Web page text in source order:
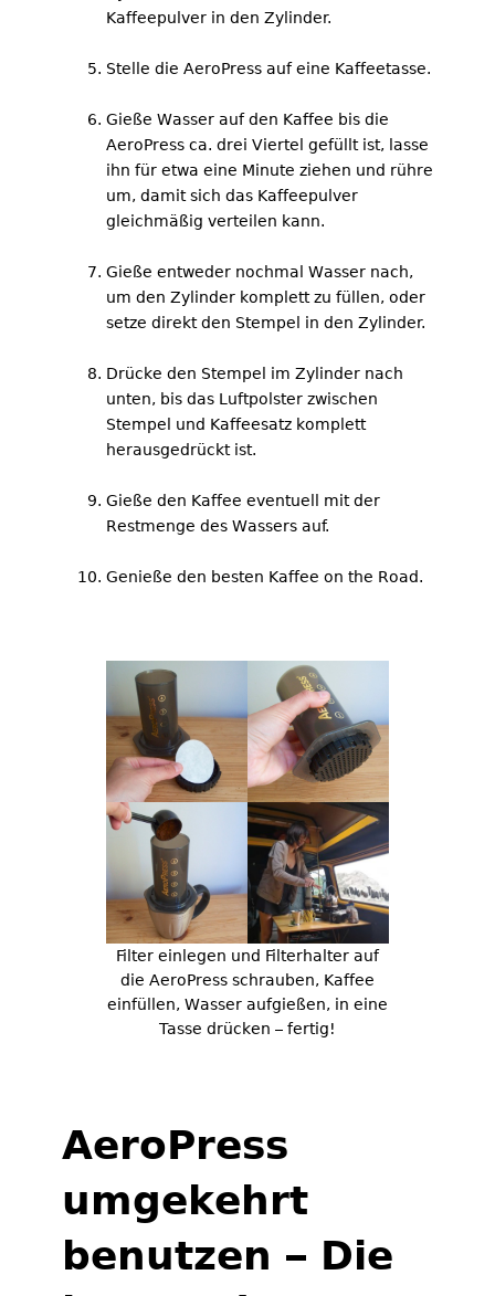
Kaffeepulver in den Zylinder.
Stelle die AeroPress auf eine Kaffeetasse.
Gieße Wasser auf den Kaffee bis die
AeroPress ca. drei Viertel gefüllt ist, lasse
ihn für etwa eine Minute ziehen und rühre
um, damit sich das Kaffeepulver
gleichmäßig verteilen kann.
Gieße entweder nochmal Wasser nach,
um den Zylinder komplett zu füllen, oder
setze direkt den Stempel in den Zylinder.
Drücke den Stempel im Zylinder nach
unten, bis das Luftpolster zwischen
Stempel und Kaffeesatz komplett
herausgedrückt ist.
Gieße den Kaffee eventuell mit der
Restmenge des Wassers auf.
Genieße den besten Kaffee on the Road.
Filter einlegen und Filterhalter auf
die AeroPress schrauben, Kaffee
einfüllen, Wasser aufgießen, in eine
Tasse drücken – fertig!
AeroPress
umgekehrt
benutzen – Die